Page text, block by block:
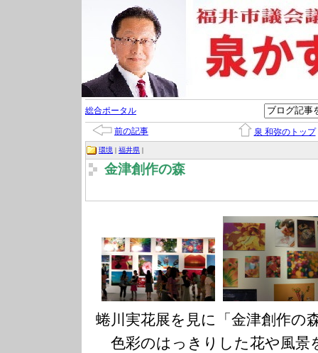
総合ポータル
前の記事 泉 和弥のトップ
環境 | 福井県 |
金津創作の森
蜷川実花展を見に「金津創作の
色彩のはっきりした花や風景